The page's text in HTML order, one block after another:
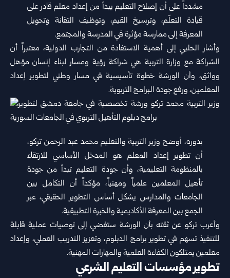
مشدداً على أن إصلاح التعليم يبدأ من إعداد معلم قادر على
قيادة التعلّم، وترسيخ القيم، وتوظيف التقانة وتحويل
المعرفة إلى ممارسة مؤثرة في المدرسة والمجتمع.
وأشار الحلبي إلى أهمية الاستفادة من التجارب الدولية، معتبراً أن
الشراكة مع وزارة التربية هي شراكة رؤية ومسار لبناء إنسان مؤهل
وواثق، وأن الورشة خطوة تأسيسية في مسار وطني لتطوير إعداد
المعلمين، ورفع جودة البرامج التربوية.
بدوره، أوضح وزير التربية والتعليم محمد عبد الرحمن تركو،
أن تطوير إعداد المعلم هو المدخل الأساسي للارتقاء
بالمنظومة التعليمية، وأن جودة التعليم تبدأ من جودة
تأهيل المعلمين علمياً ومهنياً، مؤكداً أن التكامل بين
الجامعات والمدارس يشكل أساس التطوير الحقيقي، عبر
الجمع بين المعرفة الأكاديمية والخبرة التطبيقية.
وأعرب تركو عن ثقته بأن الورشة ستفضي إلى توصيات عملية قابلة
للتنفيذ تسهم في تطوير برامج الدبلوم، وتعزيز التدريب العملي، وإعداد
معلمين يمتلكون الكفاءة العلمية والمهارات المهنية.
تطوير مؤسسات التعليم الشرعي